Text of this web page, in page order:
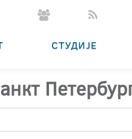
СТУДИЈЕ